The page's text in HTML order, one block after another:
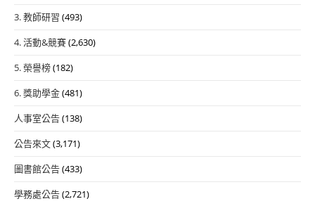
3. 教師研習 (493)
4. 活動&競賽(2,630)
5. 榮譽榜(182)
6. 獎助學金(481)
人事室公告(138)
公告來文(3,171)
圖書館公告(433)
學務處公告(2,721)